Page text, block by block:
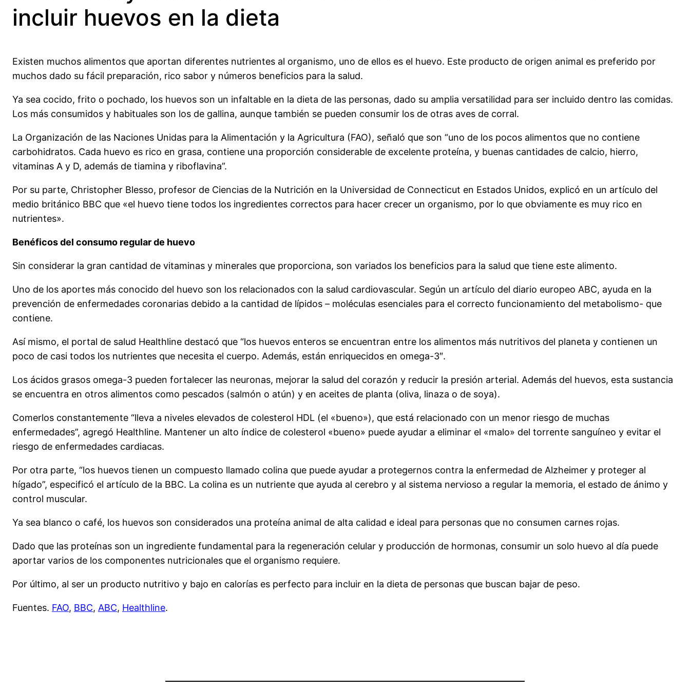
incluir huevos en la dieta
Existen muchos alimentos que aportan diferentes nutrientes al organismo, uno de ellos es el huevo. Este producto de origen animal es preferido por
muchos dado su fácil preparación, rico sabor y números beneficios para la salud.
Ya sea cocido, frito o pochado, los huevos son un infaltable en la dieta de las personas, dado su amplia versatilidad para ser incluido dentro las comidas.
Los más consumidos y habituales son los de gallina, aunque también se pueden consumir los de otras aves de corral.
La Organización de las Naciones Unidas para la Alimentación y la Agricultura (FAO), señaló que son “uno de los pocos alimentos que no contiene
carbohidratos. Cada huevo es rico en grasa, contiene una proporción considerable de excelente proteína, y buenas cantidades de calcio, hierro,
vitaminas A y D, además de tiamina y riboflavina”.
Por su parte, Christopher Blesso, profesor de Ciencias de la Nutrición en la Universidad de Connecticut en Estados Unidos, explicó en un artículo del
medio británico BBC que «el huevo tiene todos los ingredientes correctos para hacer crecer un organismo, por lo que obviamente es muy rico en
nutrientes».
Benéficos del consumo regular de huevo
Sin considerar la gran cantidad de vitaminas y minerales que proporciona, son variados los beneficios para la salud que tiene este alimento.
Uno de los aportes más conocido del huevo son los relacionados con la salud cardiovascular. Según un artículo del diario europeo ABC, ayuda en la
prevención de enfermedades coronarias debido a la cantidad de lípidos – moléculas esenciales para el correcto funcionamiento del metabolismo- que
contiene.
Así mismo, el portal de salud Healthline destacó que “los huevos enteros se encuentran entre los alimentos más nutritivos del planeta y contienen un
poco de casi todos los nutrientes que necesita el cuerpo. Además, están enriquecidos en omega-3″.
Los ácidos grasos omega-3 pueden fortalecer las neuronas, mejorar la salud del corazón y reducir la presión arterial. Además del huevos, esta sustancia
se encuentra en otros alimentos como pescados (salmón o atún) y en aceites de planta (oliva, linaza o de soya).
Comerlos constantemente “lleva a niveles elevados de colesterol HDL (el «bueno»), que está relacionado con un menor riesgo de muchas
enfermedades”, agregó Healthline. Mantener un alto índice de colesterol «bueno» puede ayudar a eliminar el «malo» del torrente sanguíneo y evitar el
riesgo de enfermedades cardiacas.
Por otra parte, “los huevos tienen un compuesto llamado colina que puede ayudar a protegernos contra la enfermedad de Alzheimer y proteger al
hígado”, especificó el artículo de la BBC. La colina es un nutriente que ayuda al cerebro y al sistema nervioso a regular la memoria, el estado de ánimo y
control muscular.
Ya sea blanco o café, los huevos son considerados una proteína animal de alta calidad e ideal para personas que no consumen carnes rojas.
Dado que las proteínas son un ingrediente fundamental para la regeneración celular y producción de hormonas, consumir un solo huevo al día puede
aportar varios de los componentes nutricionales que el organismo requiere.
Por último, al ser un producto nutritivo y bajo en calorías es perfecto para incluir en la dieta de personas que buscan bajar de peso.
Fuentes. FAO, BBC, ABC, Healthline.